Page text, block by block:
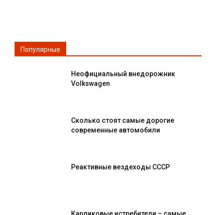
Популярные
Неофициальный внедорожник
Volkswagen
Сколько стоят самые дорогие
современные автомобили
Реактивные вездеходы СССР